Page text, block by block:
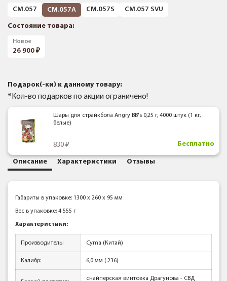
CM.057 CM.057A CM.057S CM.057 SVU
Состояние товара:
Новое
26 900
Подарок(-ки) к данному товару:
*Кол-во подарков по акции ограничено!
Шары для страйкбола Angry BB's 0,25 г, 4000 штук (1 кг,
белые)
830 Бесплатно
Описание Характеристики Отзывы
Габариты в упаковке: 1300 x 260 x 95 мм
Вес в упаковке: 4 555 г
Характеристики:
Производитель: Cyma (Китай)
Калибр: 6,0 мм (.236)
снайперская винтовка Драгунова - СВД